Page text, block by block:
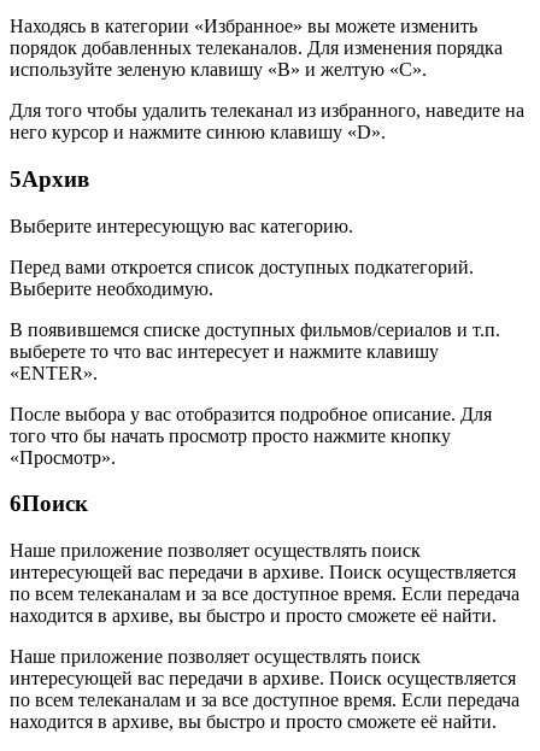
Находясь в категории «Избранное» вы можете изменить
порядок добавленных телеканалов. Для изменения порядка
используйте зеленую клавишу «B» и желтую «C».
Для того чтобы удалить телеканал из избранного, наведите на
него курсор и нажмите синюю клавишу «D».
5Архив
Выберите интересующую вас категорию.
Перед вами откроется список доступных подкатегорий.
Выберите необходимую.
В появившемся списке доступных фильмов/сериалов и т.п.
выберете то что вас интересует и нажмите клавишу
«ENTER».
После выбора у вас отобразится подробное описание. Для
того что бы начать просмотр просто нажмите кнопку
«Просмотр».
6Поиск
Наше приложение позволяет осуществлять поиск
интересующей вас передачи в архиве. Поиск осуществляется
по всем телеканалам и за все доступное время. Если передача
находится в архиве, вы быстро и просто сможете её найти.
Наше приложение позволяет осуществлять поиск
интересующей вас передачи в архиве. Поиск осуществляется
по всем телеканалам и за все доступное время. Если передача
находится в архиве, вы быстро и просто сможете её найти.